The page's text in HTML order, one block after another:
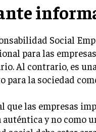
Social
para las
Al contrario, es
para la sociedad
que las empresas
auténtica y no como